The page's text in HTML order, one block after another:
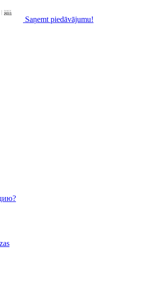
Saņemt piedāvājumu!